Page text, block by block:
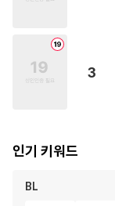
3
인기 키워드
BL